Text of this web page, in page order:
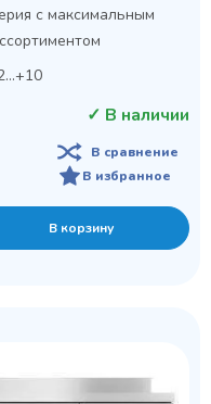
с максимальным
✓ В наличии
В сравнение
В избранное
В корзину